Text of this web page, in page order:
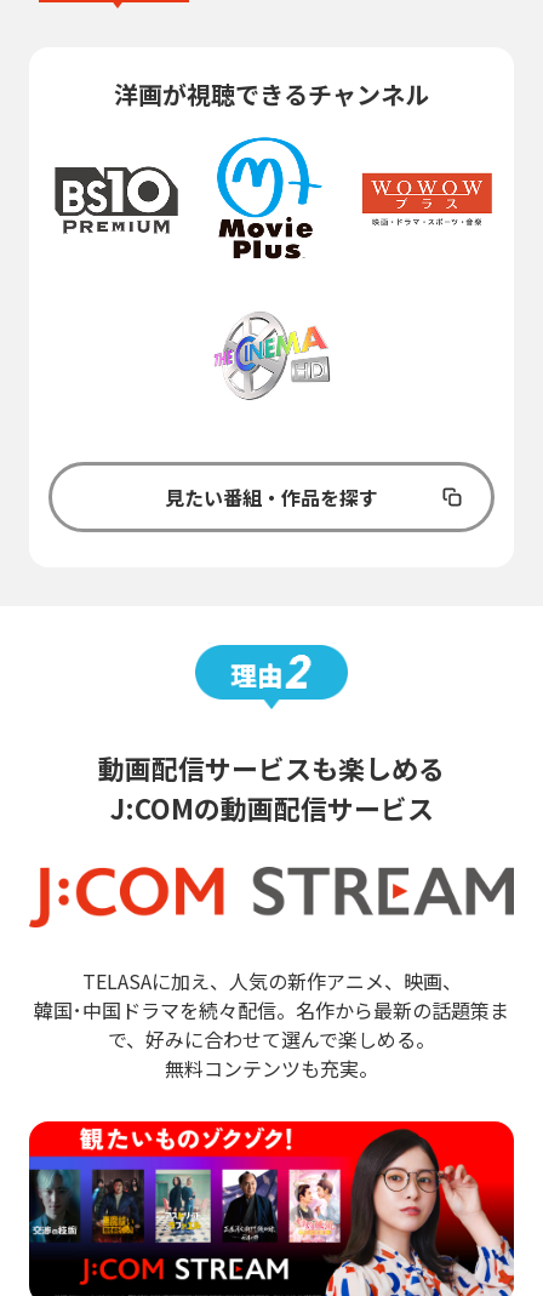
洋画が視聴できるチャンネル
見たい番組・作品を探す
動画配信サービスも楽しめる
J:COMの動画配信サービス
TELASAに加え、人気の新作アニメ、映画、
韓国･中国ドラマを続々配信。名作から最新の話題策ま
で、好みに合わせて選んで楽しめる。
無料コンテンツも充実。